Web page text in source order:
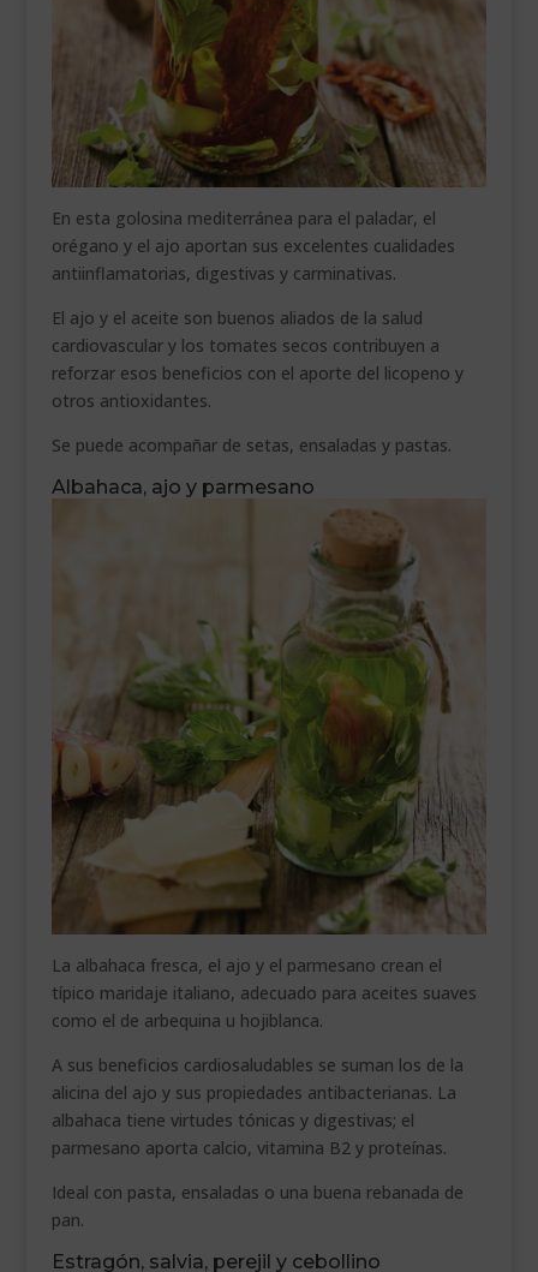
En esta golosina mediterránea para el paladar, el
orégano y el ajo aportan sus excelentes cualidades
antiinflamatorias, digestivas y carminativas.
El ajo y el aceite son buenos aliados de la salud
cardiovascular y los tomates secos contribuyen a
reforzar esos beneficios con el aporte del licopeno y
otros antioxidantes.
Se puede acompañar de setas, ensaladas y pastas.
Albahaca, ajo y parmesano
La albahaca fresca, el ajo y el parmesano crean el
típico maridaje italiano, adecuado para aceites suaves
como el de arbequina u hojiblanca.
A sus beneficios cardiosaludables se suman los de la
alicina del ajo y sus propiedades antibacterianas. La
albahaca tiene virtudes tónicas y digestivas; el
parmesano aporta calcio, vitamina B2 y proteínas.
Ideal con pasta, ensaladas o una buena rebanada de
pan.
Estragón, salvia, perejil y cebollino